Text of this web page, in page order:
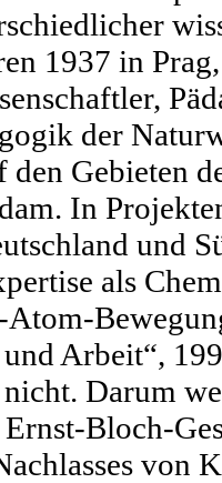
1937 in
der
den Gebieten
In
und
als
Arbeit“,
Darum
Bloch-
von